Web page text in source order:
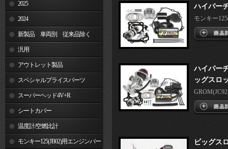
2025
2024
新製品 車両別 従来品除く
汎用
アウトレット製品
スペシャルプライスパーツ
スーパーヘッド4V+R
シートカバー
温度計/空燃比計
モンキー125(JB02)用エンジンパー
ハイパー
モンキー
ハイパー
ッグスロ
ビッグス